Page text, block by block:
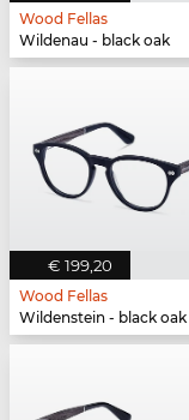
Wood Fellas
Wildenau - black oak
€ 199,20
Wood Fellas
Wildenstein - black oak